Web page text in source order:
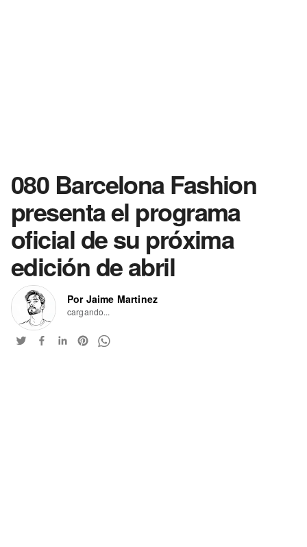
080 Barcelona Fashion
presenta el programa
oficial de su próxima
edición de abril
Por Jaime Martinez
cargando...